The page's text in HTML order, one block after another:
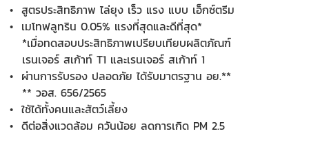
• สูตรประสิทธิภาพ ไล่ยุง เร็ว แรง แบบ เอ็กซ์ตรีม
• เมโทฟลูทริน 0.05% แรงที่สุดและดีที่สุด*
*เมื่อทดสอบประสิทธิภาพเปรียบเทียบผลิตภัณฑ์
เรนเจอร์ สเก้าท์ T1 และเรนเจอร์ สเก้าท์ 1
• ผ่านการรับรอง ปลอดภัย ได้รับมาตรฐาน อย.**
** วอส. 656/2565
• ใช้ได้ทั้งคนและสัตว์เลี้ยง
•ดีต่อสิ่งแวดล้อม ควันน้อย ลดการเกิด PM 2.5